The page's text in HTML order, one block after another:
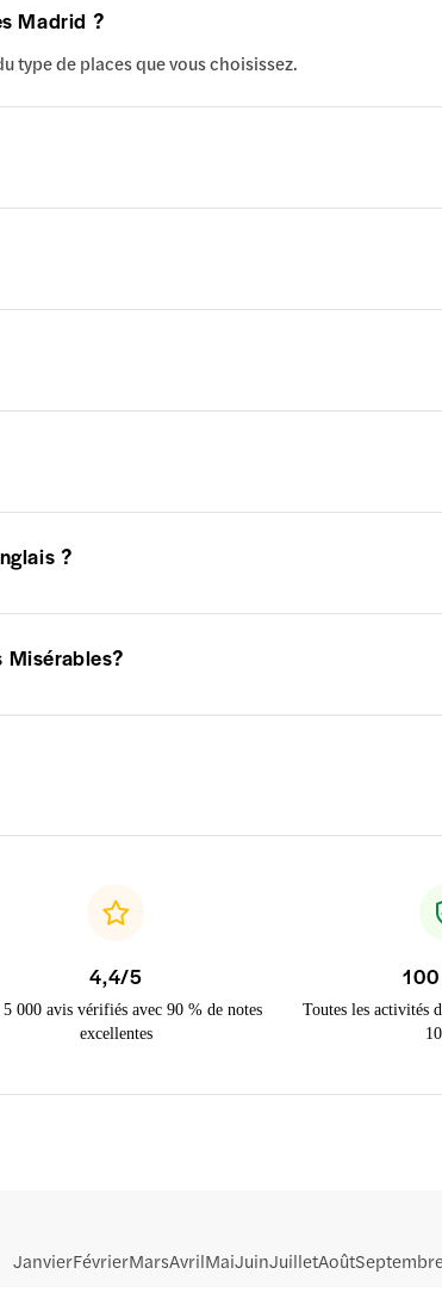
Madrid ?
type de places que vous choisissez.
?
Misérables?
4,4/5
5 000 avis vérifiés avec 90 % de notes
excellentes
100
Toutes les activités
JanvierFévrierMarsAvrilMaiJuinJuilletAoût